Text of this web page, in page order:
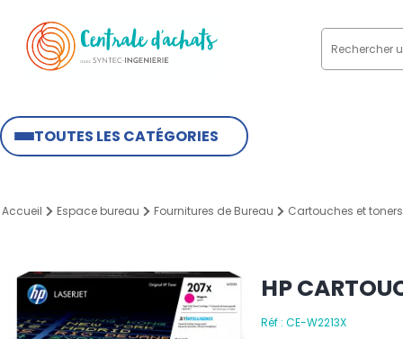
TOUTES LES CATÉGORIES
Accueil Espace bureau Fournitures de Bureau Cartouches et toners
HP
Réf : CE-W2213X